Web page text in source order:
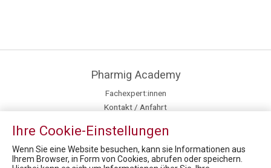
Pharmig Academy
Fachexpert:innen
Kontakt / Anfahrt
Mission / Vision
Fördermöglichkeiten für Privatpersonen
Ihre Cookie-Einstellungen
Wenn Sie eine Website besuchen, kann sie Informationen aus
Ihrem Browser, in Form von Cookies, abrufen oder speichern.